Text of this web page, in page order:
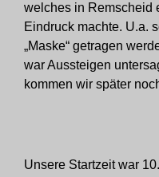
welches in Remscheid
Eindruck machte. U.a.
„Maske“ getragen
war Aussteigen
kommen wir später
Unsere Startzeit war